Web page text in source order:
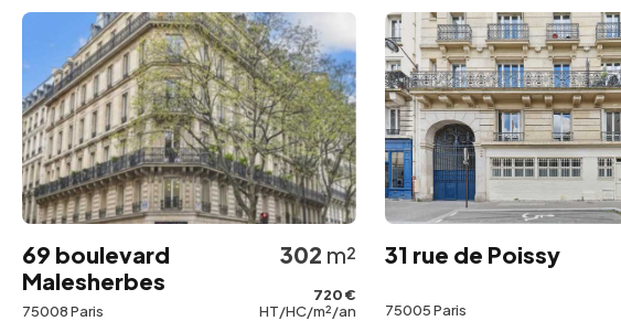
69 boulevard
Malesherbes
75008 Paris
302 m²
720 €
HT/HC/m²/an
31 rue de Poissy
75005 Paris